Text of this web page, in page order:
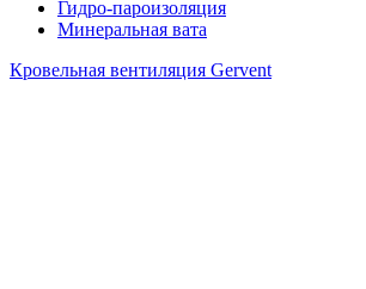
Гидро-пароизоляция
Минеральная вата
Кровельная вентиляция Gervent